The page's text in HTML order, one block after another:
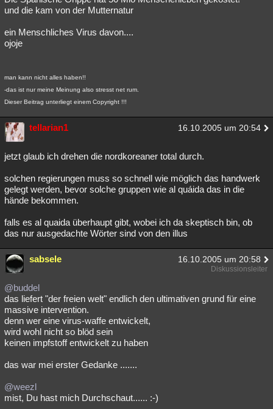
und die kam von der Mutternatur
ein Menschliches Virus davon....
ojoje
man kann nicht alles haben!!
-das ist nur meine Meinung also stresst net rum.
Dieser Beitrag unterliegt einem Copyright !!!
tellarian1 16.10.2005 um 20:54
jetzt glaub ich drehen die nordkoreaner total durch.
solchen regierungen muss so schnell wie möglich das handwerk
gelegt werden, bevor solche gruppen wie al quáida das in die
hände bekommen.
falls es al quaida überhaupt gibt, wobei ich da skeptisch bin, ob
das nur ausgedachte Wörter sind von den illus
sabsele 16.10.2005 um 20:58
Diskussionsleiter
@buddel
das liefert "der freien welt" endlich den ultimativen grund für eine
massive intervention.
denn wer eine virus-waffe entwickelt,
wird wohl nicht so blöd sein
keinen impfstoff entwickelt zu haben
das war mei erster Gedanke .......
@weezl
mist, Du hast mich Durchschaut...... :-)